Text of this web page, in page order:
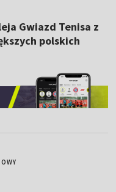
Gwiazd Tenisa z
polskich